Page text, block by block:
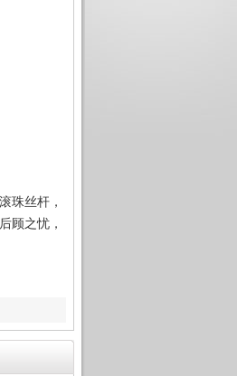
珠丝杆，
顾之忧，